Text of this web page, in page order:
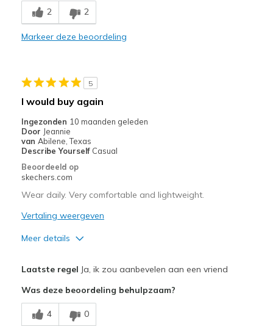
View On Shoes
2 2
Markeer deze beoordeling
5
I would buy again
Ingezonden 10 maanden geleden
Door Jeannie
van Abilene, Texas
Describe Yourself Casual
Beoordeeld op
skechers.com
Wear daily. Very comfortable and lightweight.
Vertaling weergeven
Meer details
Breathe Well
Laatste regel Ja, ik zou aanbevelen aan een vriend
Was deze beoordeling behulpzaam?
4 0